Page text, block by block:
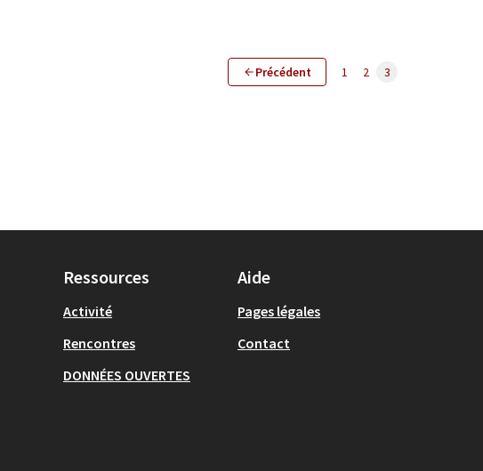
Précédent 1 2 3
Ressources
Activité
Rencontres
DONNÉES OUVERTES
Aide
Pages légales
Contact